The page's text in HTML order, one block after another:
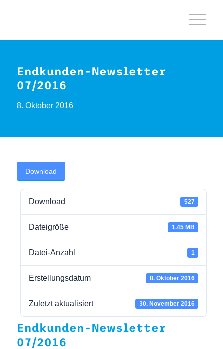
Endkunden-Newsletter
07/2016
8. Oktober 2016
Download
Download 527
Dateigröße 1.45 MB
Datei-Anzahl 1
Erstellungsdatum 8. Oktober 2016
Zuletzt aktualisiert 30. November 2016
Endkunden-Newsletter
07/2016